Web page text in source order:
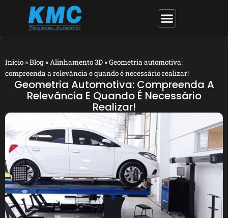
Início »Blog »Alinhamento 3D »Geometria automotiva:
compreenda a relevância e quando é necessário realizar!
Geometria Automotiva: Compreenda A
Relevância E Quando É Necessário
Realizar!